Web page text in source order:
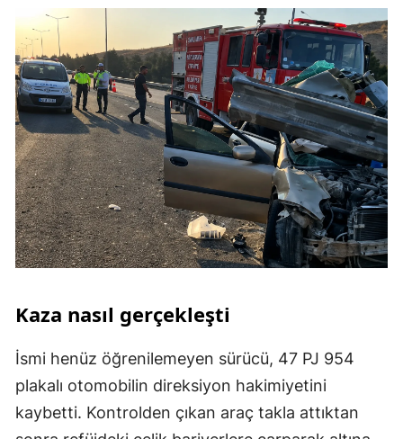
Kaza nasıl gerçekleşti
İsmi henüz öğrenilemeyen sürücü, 47 PJ 954
plakalı otomobilin direksiyon hakimiyetini
kaybetti. Kontrolden çıkan araç takla attıktan